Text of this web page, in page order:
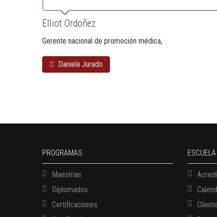
Elliot Ordoñez
Gerente nacional de promoción médica
Daniela Jurado
PROGRAMAS
Maestrías
Diplomados
Certificaciones